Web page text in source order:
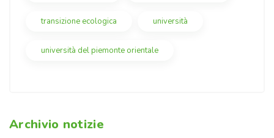
transizione ecologica università
università del piemonte orientale
Archivio notizie